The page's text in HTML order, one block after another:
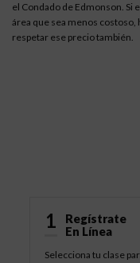
el Condado de Edmonson. Si
área que sea menos
respetar ese precio también.
1
Regístrate
En Línea
Selecciona tu clase